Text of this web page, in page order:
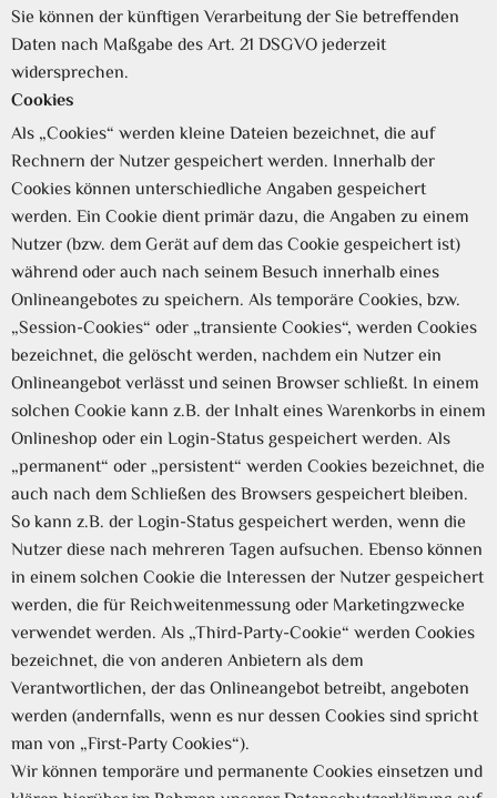
Sie können der künftigen Verarbeitung der Sie betreffenden
Daten nach Maßgabe des Art. 21 DSGVO jederzeit
widersprechen.
Cookies
Als „Cookies“ werden kleine Dateien bezeichnet, die auf
Rechnern der Nutzer gespeichert werden. Innerhalb der
Cookies können unterschiedliche Angaben gespeichert
werden. Ein Cookie dient primär dazu, die Angaben zu einem
Nutzer (bzw. dem Gerät auf dem das Cookie gespeichert ist)
während oder auch nach seinem Besuch innerhalb eines
Onlineangebotes zu speichern. Als temporäre Cookies, bzw.
„Session-Cookies“ oder „transiente Cookies“, werden Cookies
bezeichnet, die gelöscht werden, nachdem ein Nutzer ein
Onlineangebot verlässt und seinen Browser schließt. In einem
solchen Cookie kann z.B. der Inhalt eines Warenkorbs in einem
Onlineshop oder ein Login-Status gespeichert werden. Als
„permanent“ oder „persistent“ werden Cookies bezeichnet, die
auch nach dem Schließen des Browsers gespeichert bleiben.
So kann z.B. der Login-Status gespeichert werden, wenn die
Nutzer diese nach mehreren Tagen aufsuchen. Ebenso können
in einem solchen Cookie die Interessen der Nutzer gespeichert
werden, die für Reichweitenmessung oder Marketingzwecke
verwendet werden. Als „Third-Party-Cookie“ werden Cookies
bezeichnet, die von anderen Anbietern als dem
Verantwortlichen, der das Onlineangebot betreibt, angeboten
werden (andernfalls, wenn es nur dessen Cookies sind spricht
man von „First-Party Cookies“).
Wir können temporäre und permanente Cookies einsetzen und